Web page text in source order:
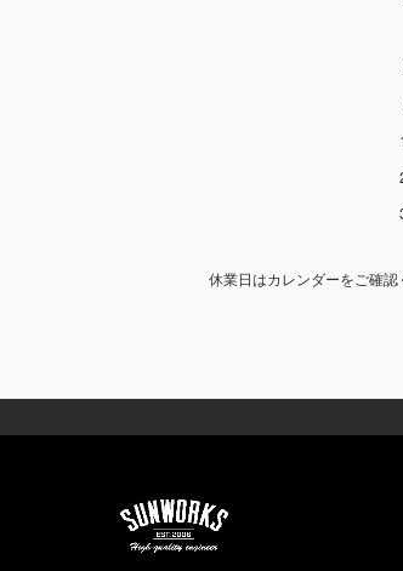
休業日はカレンダーをご確認